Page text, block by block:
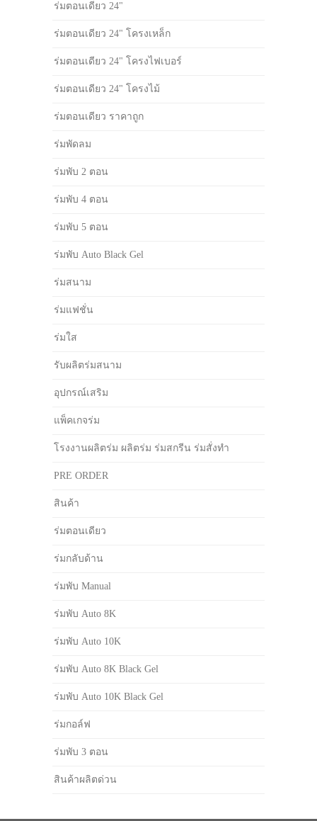
ร่มตอนเดียว 24"
ร่มตอนเดียว 24" โครงเหล็ก
ร่มตอนเดียว 24" โครงไฟเบอร์
ร่มตอนเดียว 24" โครงไม้
ร่มตอนเดียว ราคาถูก
ร่มพัดลม
ร่มพับ 2 ตอน
ร่มพับ 4 ตอน
ร่มพับ 5 ตอน
ร่มพับ Auto Black Gel
ร่มสนาม
ร่มแฟชั่น
ร่มใส
รับผลิตร่มสนาม
อุปกรณ์เสริม
แพ็คเกจร่ม
โรงงานผลิตร่ม ผลิตร่ม ร่มสกรีน ร่มสั่งทำ
PRE ORDER
สินค้า
ร่มตอนเดียว
ร่มกลับด้าน
ร่มพับ Manual
ร่มพับ Auto 8K
ร่มพับ Auto 10K
ร่มพับ Auto 8K Black Gel
ร่มพับ Auto 10K Black Gel
ร่มกอล์ฟ
ร่มพับ 3 ตอน
สินค้าผลิตด่วน